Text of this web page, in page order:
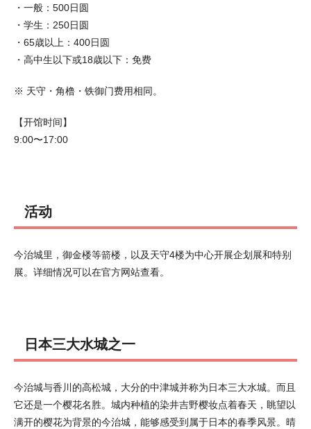
・一般：500日圆
・学生：250日圆
・65歳以上：400日圆
・高中生以下或18歳以下：免费
※ 天守・角橹・铁御门费用相同。
【开馆时间】
9:00〜17:00
活动
今治城里，御金楼等箭楼，以及天守4楼为中心开展企划展和特别
展。详细情况可以在官方网站查看。
日本三大水城之一
今治城与香川的高松城，大分的中津城并称为日本三大水城。而且
它还是一个樱花名胜。城内种植的染井吉野樱妆点着春天，眺望以
满开的樱花为背景的今治城，能够感受到属于日本的春季风景。晴